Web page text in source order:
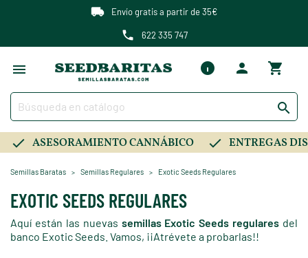
Envío gratis a partir de 35€
622 335 747

ASESORAMIENTO CANNÁBICO ENTREGAS
Semillas Baratas Semillas Regulares Exotic Seeds Regulares
EXOTIC SEEDS REGULARES
Aquí están las nuevas semillas Exotic Seeds regulares del
banco Exotic Seeds. Vamos, ¡¡Atrévete a probarlas!!